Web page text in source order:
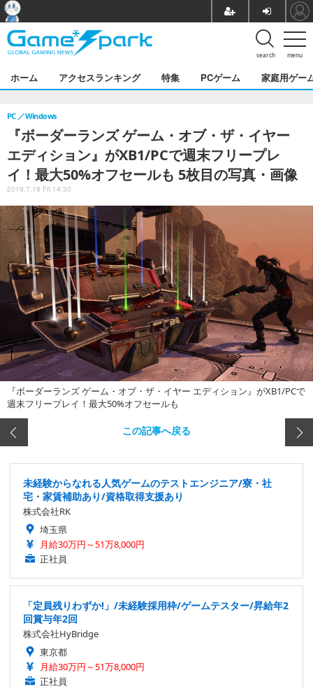
menu
search
ホーム アクセスランキング 特集 PCゲーム 家庭用ゲー
『ボーダーランズ ゲーム・オブ・ザ・イヤー
エディション』がXB1/PCで週末フリープレ
イ！最大50%オフセールも 5枚目の写真・画像
PC Windows
2019.7.19 Fri 14:30
『ボーダーランズ ゲーム・オブ・ザ・イヤー エディション』がXB1/PCで
週末フリープレイ！最大50%オフセールも
この記事へ戻る
未経験からなれる人気ゲームのテストエンジニア/寮・社
宅・家賃補助あり/資格取得支援あり
株式会社RK
埼玉県
月給30万円～51万8,000円
正社員
「定員残りわずか!」/未経験採用枠/ゲームテスター/昇給年2
回賞与年2回
株式会社HyBridge
東京都
月給30万円～51万8,000円
正社員